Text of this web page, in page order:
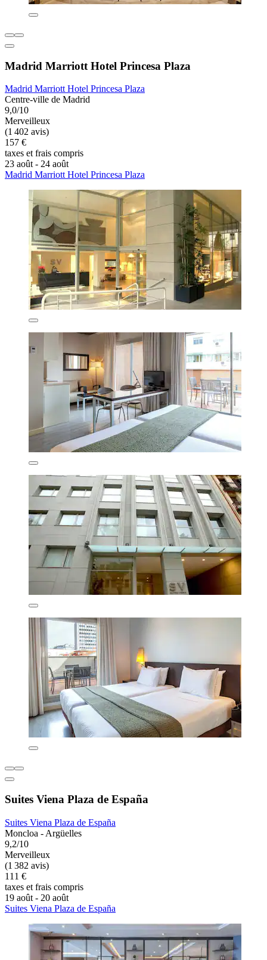
Madrid Marriott Hotel Princesa Plaza
Madrid Marriott Hotel Princesa Plaza
Centre-ville de Madrid
9,0/10
Merveilleux
(1 402 avis)
157 €
taxes et frais compris
23 août - 24 août
Madrid Marriott Hotel Princesa Plaza
Suites Viena Plaza de España
Suites Viena Plaza de España
Moncloa - Argüelles
9,2/10
Merveilleux
(1 382 avis)
111 €
taxes et frais compris
19 août - 20 août
Suites Viena Plaza de España